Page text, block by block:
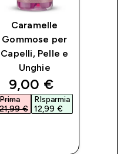
Caramelle
Gommose per
Capelli, Pelle e
Unghie
discounted price
9,00 €‎
€‎
RIsparmia
12,99 €‎